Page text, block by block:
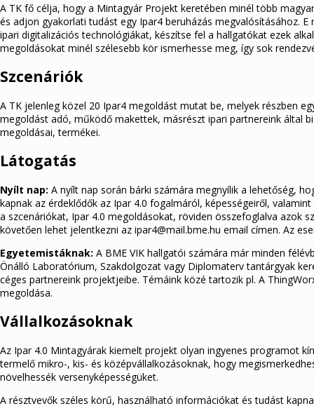
A TK fő célja, hogy a Mintagyár Projekt keretében minél több
és adjon gyakorlati tudást egy Ipar4 beruházás megvalósításához.
ipari digitalizációs technológiákat, készítse fel a hallgatókat ezek
megoldásokat minél szélesebb kör ismerhesse meg, így sok
Szcenáriók
A TK jelenleg közel 20 Ipar4 megoldást mutat be, melyek részben
megoldást adó, működő makettek, másrészt ipari partnereink által
megoldásai, termékei.
Látogatás
Nyílt nap: A nyílt nap során bárki számára megnyílik a lehetőség,
kapnak az érdeklődők az Ipar 4.0 fogalmáról, képességeiről,
a szcenáriókat, Ipar 4.0 megoldásokat, röviden összefoglalva azok
követően lehet jelentkezni az ipar4@mail.bme.hu email címen. Az
Egyetemistáknak: A BME VIK hallgatói számára már minden
Önálló Laboratórium, Szakdolgozat vagy Diplomaterv tantárgyak
céges partnereink projektjeibe. Témáink közé tartozik pl. A
megoldása.
Vállalkozásoknak
Az Ipar 4.0 Mintagyárak kiemelt projekt olyan ingyenes programot
termelő mikro-, kis- és középvállalkozásoknak, hogy
növelhessék versenyképességüket.
A résztvevők széles körű, használható információkat és tudást